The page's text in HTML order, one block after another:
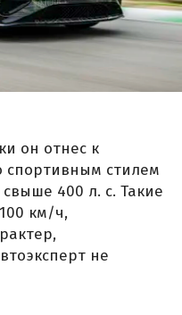
он отнес к
спортивным стилем
400 л. с. Такие
км/ч,
не